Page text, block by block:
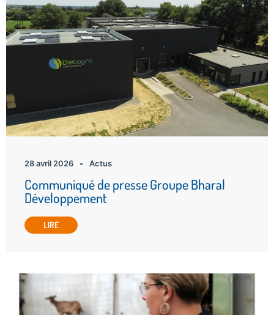
28 avril 2026 - Actus
Communiqué de presse Groupe Bharal
Développement
LIRE